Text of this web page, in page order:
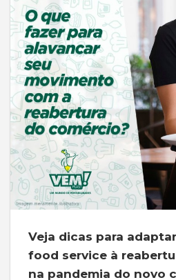
Veja dicas para
food service à
na pandemia do novo